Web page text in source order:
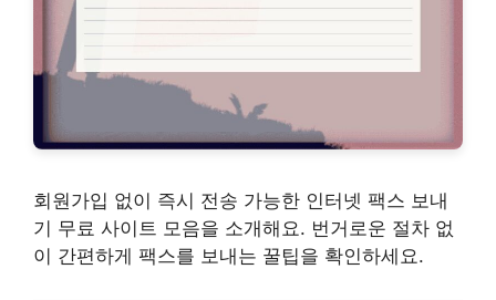
회원가입 없이 즉시 전송 가능한 인터넷 팩스 보내
기 무료 사이트 모음을 소개해요. 번거로운 절차 없
이 간편하게 팩스를 보내는 꿀팁을 확인하세요.